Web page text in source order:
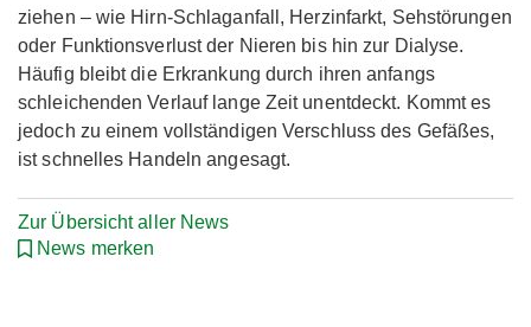
ziehen – wie Hirn-Schlaganfall, Herzinfarkt, Sehstörungen
oder Funktionsverlust der Nieren bis hin zur Dialyse.
Häufig bleibt die Erkrankung durch ihren anfangs
schleichenden Verlauf lange Zeit unentdeckt. Kommt es
jedoch zu einem vollständigen Verschluss des Gefäßes,
ist schnelles Handeln angesagt.
Zur Übersicht aller News
News merken